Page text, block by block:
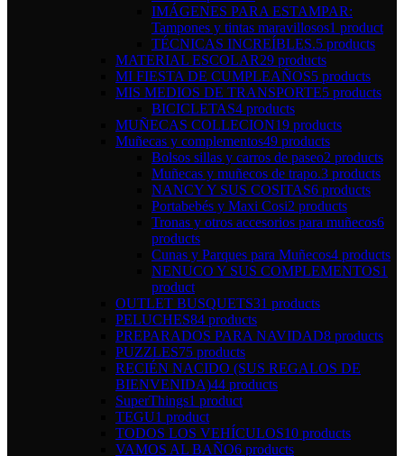
IMÁGENES PARA ESTAMPAR:
Tampones y tintas maravillosos1 product
TÉCNICAS INCREÍBLES.5 products
MATERIAL ESCOLAR29 products
MI FIESTA DE CUMPLEAÑOS5 products
MIS MEDIOS DE TRANSPORTE5 products
BICICLETAS4 products
MUÑECAS COLLECION19 products
Muñecas y complementos49 products
Bolsos sillas y carros de paseo2 products
Muñecas y muñecos de trapo.3 products
NANCY Y SUS COSITAS6 products
Portabebés y Maxi Cosi2 products
Tronas y otros accesorios para muñecos6
products
Cunas y Parques para Muñecos4 products
NENUCO Y SUS COMPLEMENTOS1
product
OUTLET BUSQUETS31 products
PELUCHES84 products
PREPARADOS PARA NAVIDAD8 products
PUZZLES75 products
RECIÉN NACIDO (SUS REGALOS DE
BIENVENIDA)44 products
SuperThings1 product
TEGU1 product
TODOS LOS VEHÍCULOS10 products
VAMOS AL BAÑO6 products